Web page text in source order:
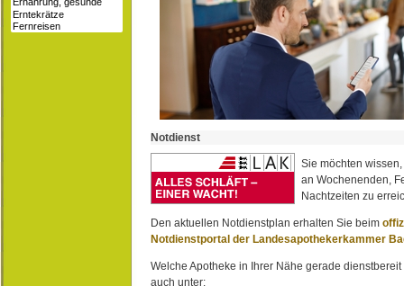
Notdienst
Sie möchten
an Wochenenden,
Nachtzeiten zu
Den aktuellen Notdienstplan erhalten Sie beim
Notdienstportal der Landesapothekerkammer
Welche Apotheke in Ihrer Nähe gerade
auch unter: